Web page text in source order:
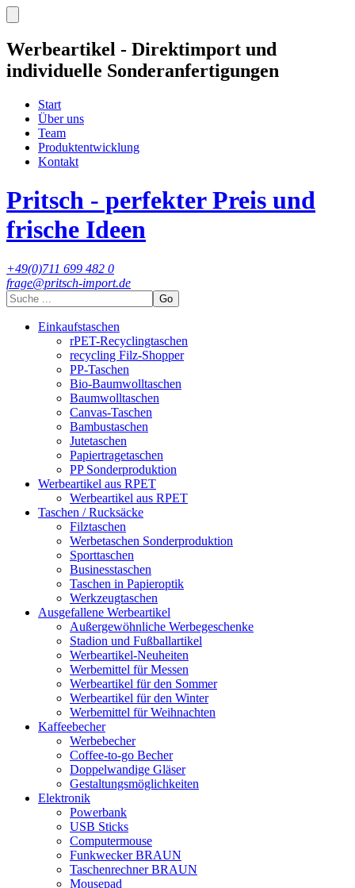
Werbeartikel - Direktimport und
individuelle Sonderanfertigungen
Start
Über uns
Team
Produktentwicklung
Kontakt
Pritsch - perfekter Preis und
frische Ideen
+49(0)711 699 482 0
frage@pritsch-import.de
Go
Einkaufstaschen
rPET-Recyclingtaschen
recycling Filz-Shopper
PP-Taschen
Bio-Baumwolltaschen
Baumwolltaschen
Canvas-Taschen
Bambustaschen
Jutetaschen
Papiertragetaschen
PP Sonderproduktion
Werbeartikel aus RPET
Werbeartikel aus RPET
Taschen / Rucksäcke
Filztaschen
Werbetaschen Sonderproduktion
Sporttaschen
Businesstaschen
Taschen in Papieroptik
Werkzeugtaschen
Ausgefallene Werbeartikel
Außergewöhnliche Werbegeschenke
Stadion und Fußballartikel
Werbeartikel-Neuheiten
Werbemittel für Messen
Werbeartikel für den Sommer
Werbeartikel für den Winter
Werbemittel für Weihnachten
Kaffeebecher
Werbebecher
Coffee-to-go Becher
Doppelwandige Gläser
Gestaltungsmöglichkeiten
Elektronik
Powerbank
USB Sticks
Computermouse
Funkwecker BRAUN
Taschenrechner BRAUN
Mousepad